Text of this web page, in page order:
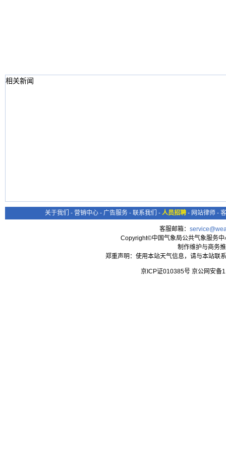
相关新闻
关于我们 - 营销中心 - 广告服务 - 联系我们 - 人员招聘 - 网站律师 -
客服邮箱：
Copyright©中国气象局公共气象服务
制作维护与商务
郑重声明：使用本站天气信息，请与本站联
京ICP证010385号 京公网安备